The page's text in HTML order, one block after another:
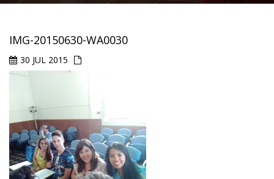
IMG-20150630-WA0030
30 JUL 2015